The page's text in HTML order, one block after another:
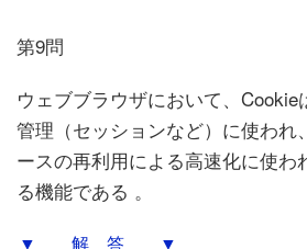
第9問
ウェブブラウザにおいて、
管理（セッションなど）に使われ
ースの再利用による高速化に使わ
る機能である 。
▼ 解 答 ▼